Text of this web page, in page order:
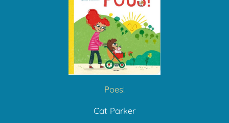
Poes!
Cat Parker